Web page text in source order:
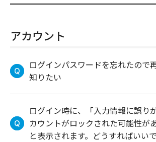
アカウント
ログインパスワードを忘れたので
知りたい
ログイン時に、「入力情報に誤り
カウントがロックされた可能性が
と表示されます。どうすればいい